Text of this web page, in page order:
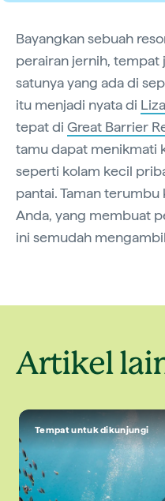
Bayangkan sebuah
perairan jernih, tempat
satunya yang ada di
itu menjadi nyata di
tepat di Great Barrier
tamu dapat menikmati
seperti kolam kecil
pantai. Taman
Anda, yang membuat
ini semudah
Artikel
Tempat untuk dikunjungi